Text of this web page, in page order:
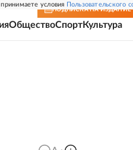
условия Пользовательского
ПОДПИСКА НА ИЗДАНИЕ
ОбществоСпортКультура